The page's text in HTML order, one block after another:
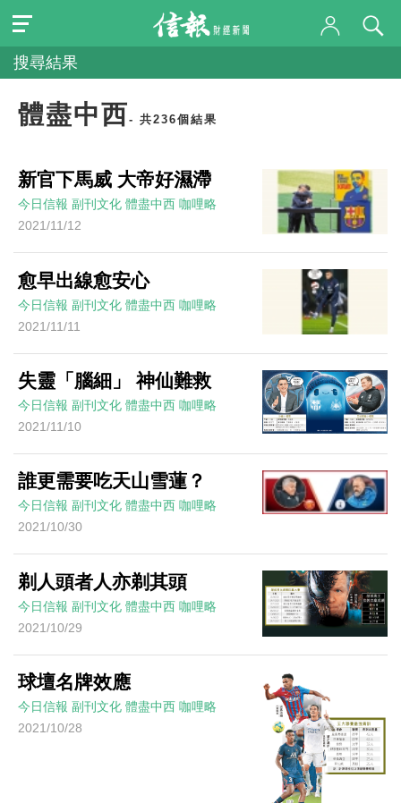
搜尋結果
體盡中西- 共236個結果
新官下馬威 大帝好濕滯
今日信報 副刊文化 體盡中西 咖哩略
2021/11/12
愈早出線愈安心
今日信報 副刊文化 體盡中西 咖哩略
2021/11/11
失靈「腦細」 神仙難救
今日信報 副刊文化 體盡中西 咖哩略
2021/11/10
誰更需要吃天山雪蓮？
今日信報 副刊文化 體盡中西 咖哩略
2021/10/30
剃人頭者人亦剃其頭
今日信報 副刊文化 體盡中西 咖哩略
2021/10/29
球壇名牌效應
今日信報 副刊文化 體盡中西 咖哩略
2021/10/28